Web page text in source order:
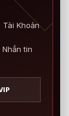
Khoản
tin